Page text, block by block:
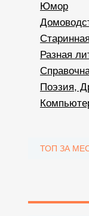
Юмор
Разная
Поэзия,
ТОП ЗА